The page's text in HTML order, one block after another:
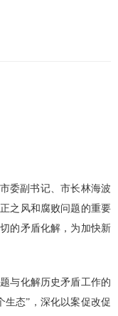
委副书记、市长林海波
之风和腐败问题的重要
的矛盾化解，为加快新
与化解历史矛盾工作的
生态”，深化以案促改促